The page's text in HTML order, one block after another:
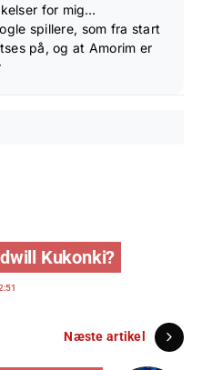
for mig…
spillere, som fra start
på, og at Amorim er
Kukonki?
Næste artikel